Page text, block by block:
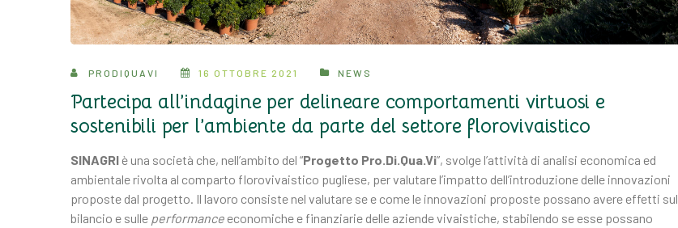
PRODIQUAVI 16 OTTOBRE 2021 NEWS
Partecipa all’indagine per delineare comportamenti virtuosi e
sostenibili per l’ambiente da parte del settore florovivaistico
SINAGRI è una società che, nell’ambito del “Progetto Pro.Di.Qua.Vi”, svolge l’attività di analisi economica ed
ambientale rivolta al comparto florovivaistico pugliese, per valutare l’impatto dell’introduzione delle innovazioni
proposte dal progetto. Il lavoro consiste nel valutare se e come le innovazioni proposte possano avere effetti sul
bilancio e sulle performance economiche e finanziarie delle aziende vivaistiche, stabilendo se esse possano